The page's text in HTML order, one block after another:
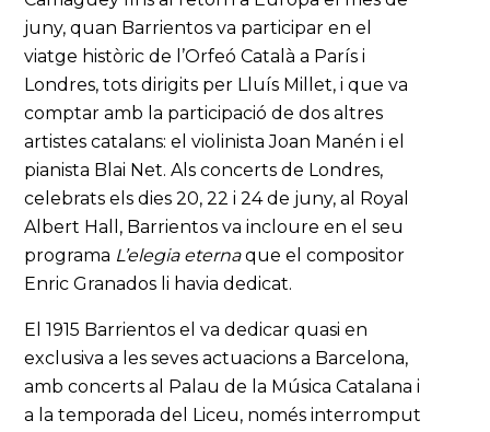
juny, quan Barrientos va participar en el
viatge històric de l’Orfeó Català a París i
Londres, tots dirigits per Lluís Millet, i que va
comptar amb la participació de dos altres
artistes catalans: el violinista Joan Manén i el
pianista Blai Net. Als concerts de Londres,
celebrats els dies 20, 22 i 24 de juny, al Royal
Albert Hall, Barrientos va incloure en el seu
programa L’elegia eternaque el compositor
Enric Granados li havia dedicat.
El 1915 Barrientos el va dedicar quasi en
exclusiva a les seves actuacions a Barcelona,
amb concerts al Palau de la Música Catalana i
a la temporada del Liceu, només interromput